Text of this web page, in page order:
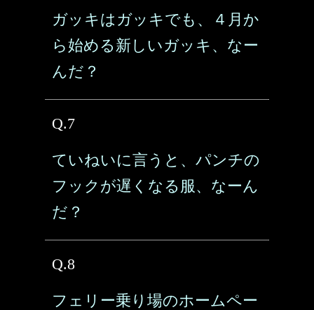
ガッキはガッキでも、４月か
ら始める新しいガッキ、なー
んだ？
Q.7
ていねいに言うと、パンチの
フックが遅くなる服、なーん
だ？
Q.8
フェリー乗り場のホームペー